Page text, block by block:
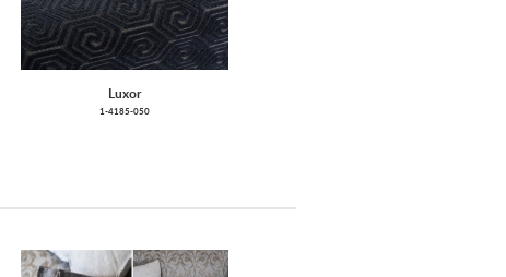
Luxor
1-4185-050